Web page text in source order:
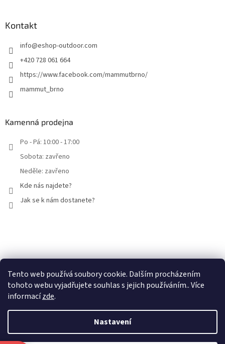
Tento web používá soubory cookie. Dalším procházením
tohoto webu vyjadřujete souhlas s jejich používáním.. Více
informacízde.
Nastavení
Kontakt
info@eshop-outdoor.com
+420 728 061 664
https://www.facebook.com/mammutbrno/
mammut_brno
Kamenná prodejna
Po - Pá: 10:00 - 17:00
Sobota: zavřeno
Neděle: zavřeno
Kde nás najdete?
Jak se k nám dostanete?
Facebook
Vytvořil Shoptet